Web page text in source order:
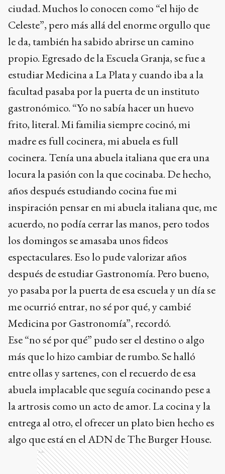
ciudad. Muchos lo conocen como “el hijo de
Celeste”, pero más allá del enorme orgullo que
le da, también ha sabido abrirse un camino
propio. Egresado de la Escuela Granja, se fue a
estudiar Medicina a La Plata y cuando iba a la
facultad pasaba por la puerta de un instituto
gastronómico. “Yo no sabía hacer un huevo
frito, literal. Mi familia siempre cocinó, mi
madre es full cocinera, mi abuela es full
cocinera. Tenía una abuela italiana que era una
locura la pasión con la que cocinaba. De hecho,
años después estudiando cocina fue mi
inspiración pensar en mi abuela italiana que, me
acuerdo, no podía cerrar las manos, pero todos
los domingos se amasaba unos fideos
espectaculares. Eso lo pude valorizar años
después de estudiar Gastronomía. Pero bueno,
yo pasaba por la puerta de esa escuela y un día se
me ocurrió entrar, no sé por qué, y cambié
Medicina por Gastronomía”, recordó.
Ese “no sé por qué” pudo ser el destino o algo
más que lo hizo cambiar de rumbo. Se halló
entre ollas y sartenes, con el recuerdo de esa
abuela implacable que seguía cocinando pese a
la artrosis como un acto de amor. La cocina y la
entrega al otro, el ofrecer un plato bien hecho es
algo que está en el ADN de The Burger House.
Ads